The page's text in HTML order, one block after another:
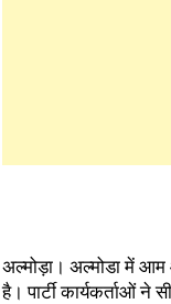
अल्मोड़ा। अल्मोडा में आम
है। पार्टी कार्यकर्ताओं